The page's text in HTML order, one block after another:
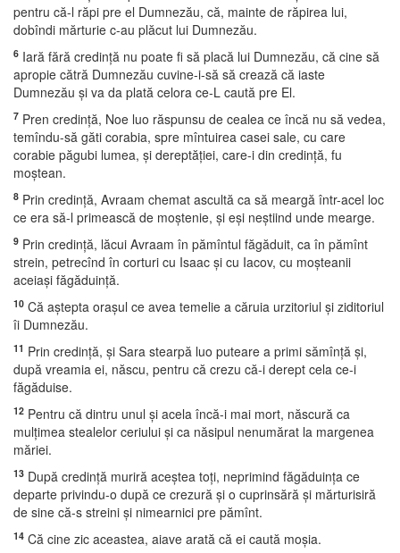
pentru că-l răpi pre el Dumnezău, că, mainte de răpirea lui,
dobîndi mărturie c-au plăcut lui Dumnezău.
6 Iară fără credinţă nu poate fi să placă lui Dumnezău, că cine să
apropie cătră Dumnezău cuvine-i-să să crează că iaste
Dumnezău şi va da plată celora ce-L caută pre El.
7 Pren credinţă, Noe luo răspunsu de cealea ce încă nu să vedea,
temîndu-să găti corabia, spre mîntuirea casei sale, cu care
corabie păgubi lumea, şi dereptăţiei, care-i din credinţă, fu
moştean.
8 Prin credinţă, Avraam chemat ascultă ca să meargă într-acel loc
ce era să-l primească de moştenie, şi eşi neştiind unde mearge.
9 Prin credinţă, lăcui Avraam în pămîntul făgăduit, ca în pămînt
strein, petrecînd în corturi cu Isaac şi cu Iacov, cu moşteanii
aceiaşi făgăduinţă.
10 Că aştepta oraşul ce avea temelie a căruia urzitoriul şi ziditoriul
îi Dumnezău.
11 Prin credinţă, şi Sara stearpă luo puteare a primi sămînţă şi,
după vreamia ei, născu, pentru că crezu că-i derept cela ce-i
făgăduise.
12 Pentru că dintru unul şi acela încă-i mai mort, născură ca
mulţimea stealelor ceriului şi ca năsipul nenumărat la margenea
măriei.
13 După credinţă muriră aceştea toţi, neprimind făgăduinţa ce
departe privindu-o după ce crezură şi o cuprinsără şi mărturisiră
de sine că-s streini şi nimearnici pre pămînt.
14 Că cine zic aceastea, aiave arată că ei caută moşia.